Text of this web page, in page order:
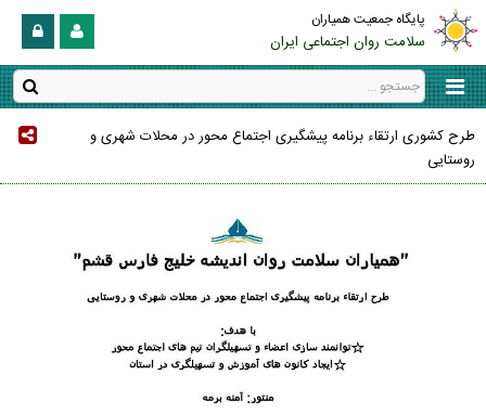
پایگاه جمعیت همیاران
سلامت روان اجتماعی ایران
طرح کشوری ارتقاء برنامه پیشگیری اجتماع محور در محلات شهری و
روستایی